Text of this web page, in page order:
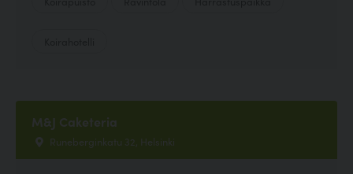
M&J Caketeria
Runeberginkatu 32, Helsinki